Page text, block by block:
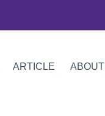
ARTICLE ABOUT